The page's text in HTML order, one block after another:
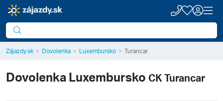
Zájazdy.sk Dovolenka Luxembursko Turancar
Dovolenka Luxembursko CK Turancar